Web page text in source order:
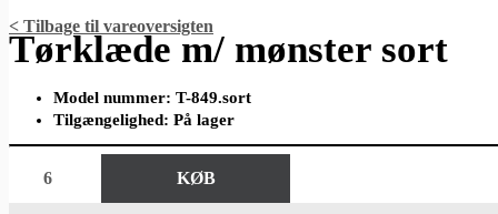
< Tilbage til vareoversigten
Tørklæde m/ mønster sort
Model nummer: T-849.sort
Tilgængelighed: På lager
KØB